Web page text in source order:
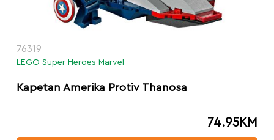
76319
LEGO Super Heroes Marvel
Kapetan Amerika Protiv Thanosa
74.95KM